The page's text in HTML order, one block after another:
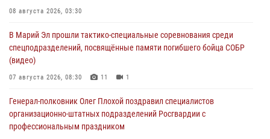
08 августа 2026, 03:30
В Марий Эл прошли тактико-специальные соревнования среди
спецподразделений, посвящённые памяти погибшего бойца СОБР
(видео)
07 августа 2026, 08:30 11 1
Генерал-полковник Олег Плохой поздравил специалистов
организационно-штатных подразделений Росгвардии с
профессиональным праздником